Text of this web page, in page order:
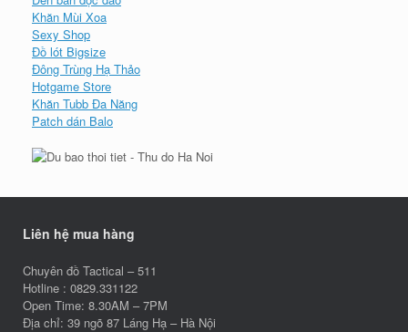
Khăn Mùi Xoa
Sexy Shop
Đồ lót Bigsize
Đông Trùng Hạ Thảo
Hotgame Store
Khăn Tubb Đa Năng
Patch dán Balo
Liên hệ mua hàng
Chuyên đồ Tactical – 511
Hotline : 0829.331122
Open Time: 8.30AM – 7PM
Địa chỉ: 39 ngõ 87 Láng Hạ – Hà Nội